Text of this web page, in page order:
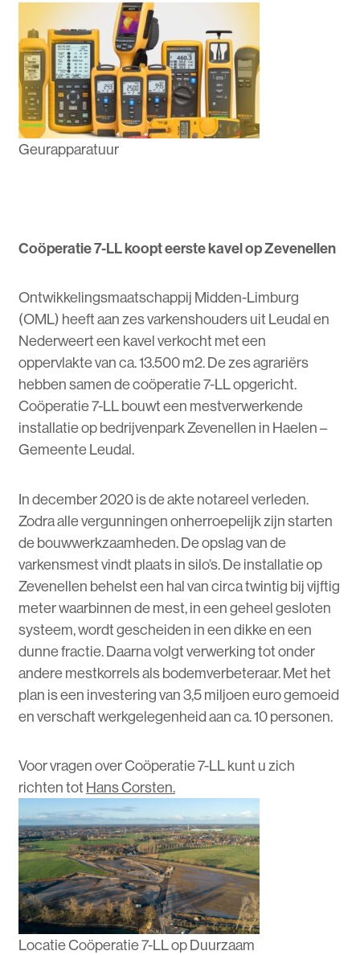
Geurapparatuur
Coöperatie 7-LL koopt eerste kavel op Zevenellen
Ontwikkelingsmaatschappij Midden-Limburg
(OML) heeft aan zes varkenshouders uit Leudal en
Nederweert een kavel verkocht met een
oppervlakte van ca. 13.500 m2. De zes agrariërs
hebben samen de coöperatie 7-LL opgericht.
Coöperatie 7-LL bouwt een mestverwerkende
installatie op bedrijvenpark Zevenellen in Haelen –
Gemeente Leudal.
In december 2020 is de akte notareel verleden.
Zodra alle vergunningen onherroepelijk zijn starten
de bouwwerkzaamheden. De opslag van de
varkensmest vindt plaats in silo’s. De installatie op
Zevenellen behelst een hal van circa twintig bij vijftig
meter waarbinnen de mest, in een geheel gesloten
systeem, wordt gescheiden in een dikke en een
dunne fractie. Daarna volgt verwerking tot onder
andere mestkorrels als bodemverbeteraar. Met het
plan is een investering van 3,5 miljoen euro gemoeid
en verschaft werkgelegenheid aan ca. 10 personen.
Voor vragen over Coöperatie 7-LL kunt u zich
richten tot Hans Corsten.
Locatie Coöperatie 7-LL op Duurzaam